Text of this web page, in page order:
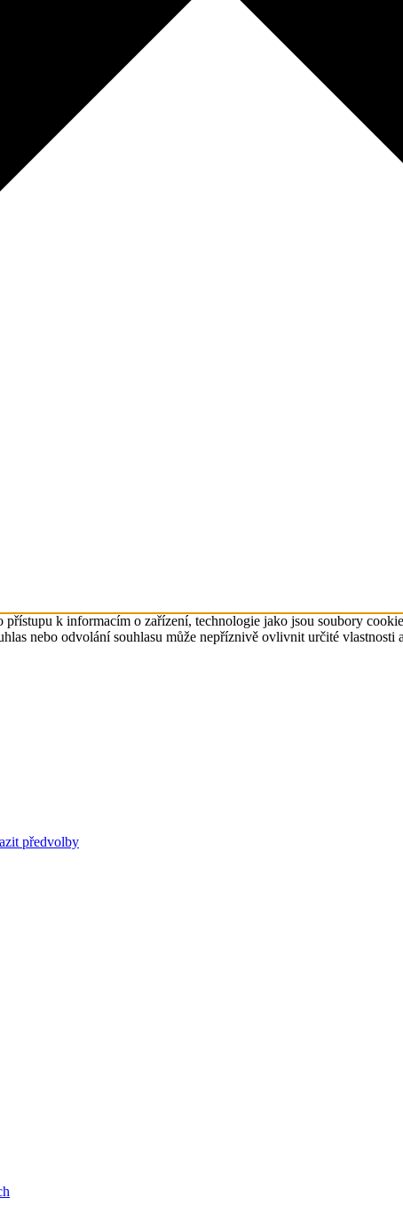
k informacím o zařízení, technologie jako jsou soubory
nebo odvolání souhlasu může nepříznivě ovlivnit určité vlastnosti
předvolby